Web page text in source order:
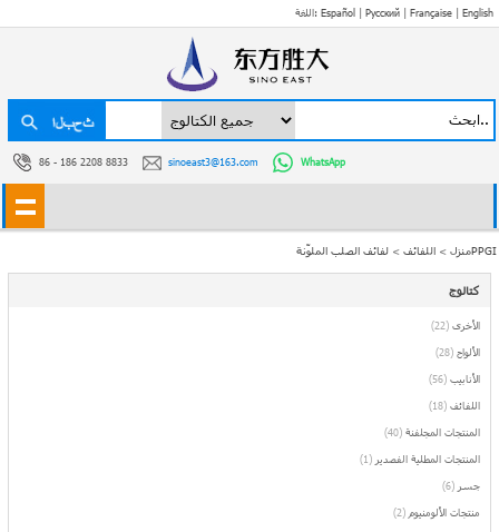
اللغة: Español Русский| Française| English
86 - 186 2208 8833 sinoeast3@163.com WhatsApp
منزل >اللفائف > لفائف الصلب الملوّنةPPGI
كتالوج
الأخرى (22)
الألواح (28)
الأنابيب (56)
اللفائف (18)
المنتجات المجلفنة (40)
المنتجات المطلية الفصدير (1)
جسر (6)
منتجات الألومنيوم (2)